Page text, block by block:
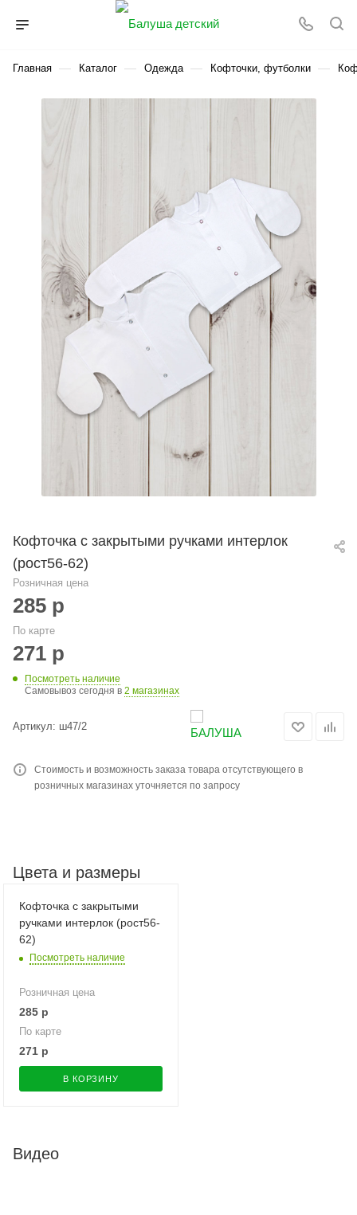
Главная — Каталог — Одежда — Кофточки, футболки —
Кофточка с закрытыми ручками интерлок
(рост56-62)
Розничная цена
285 р
По карте
271 р
Посмотреть наличие
Самовывоз сегодня в 2 магазинах
Артикул: ш47/2
Стоимость и возможность заказа товара отсутствующего в
розничных магазинах уточняется по запросу
Цвета и размеры
Кофточка с закрытыми
ручками интерлок (рост56-
62)
Посмотреть наличие
Розничная цена
285 р
По карте
271 р
В КОРЗИНУ
Видео